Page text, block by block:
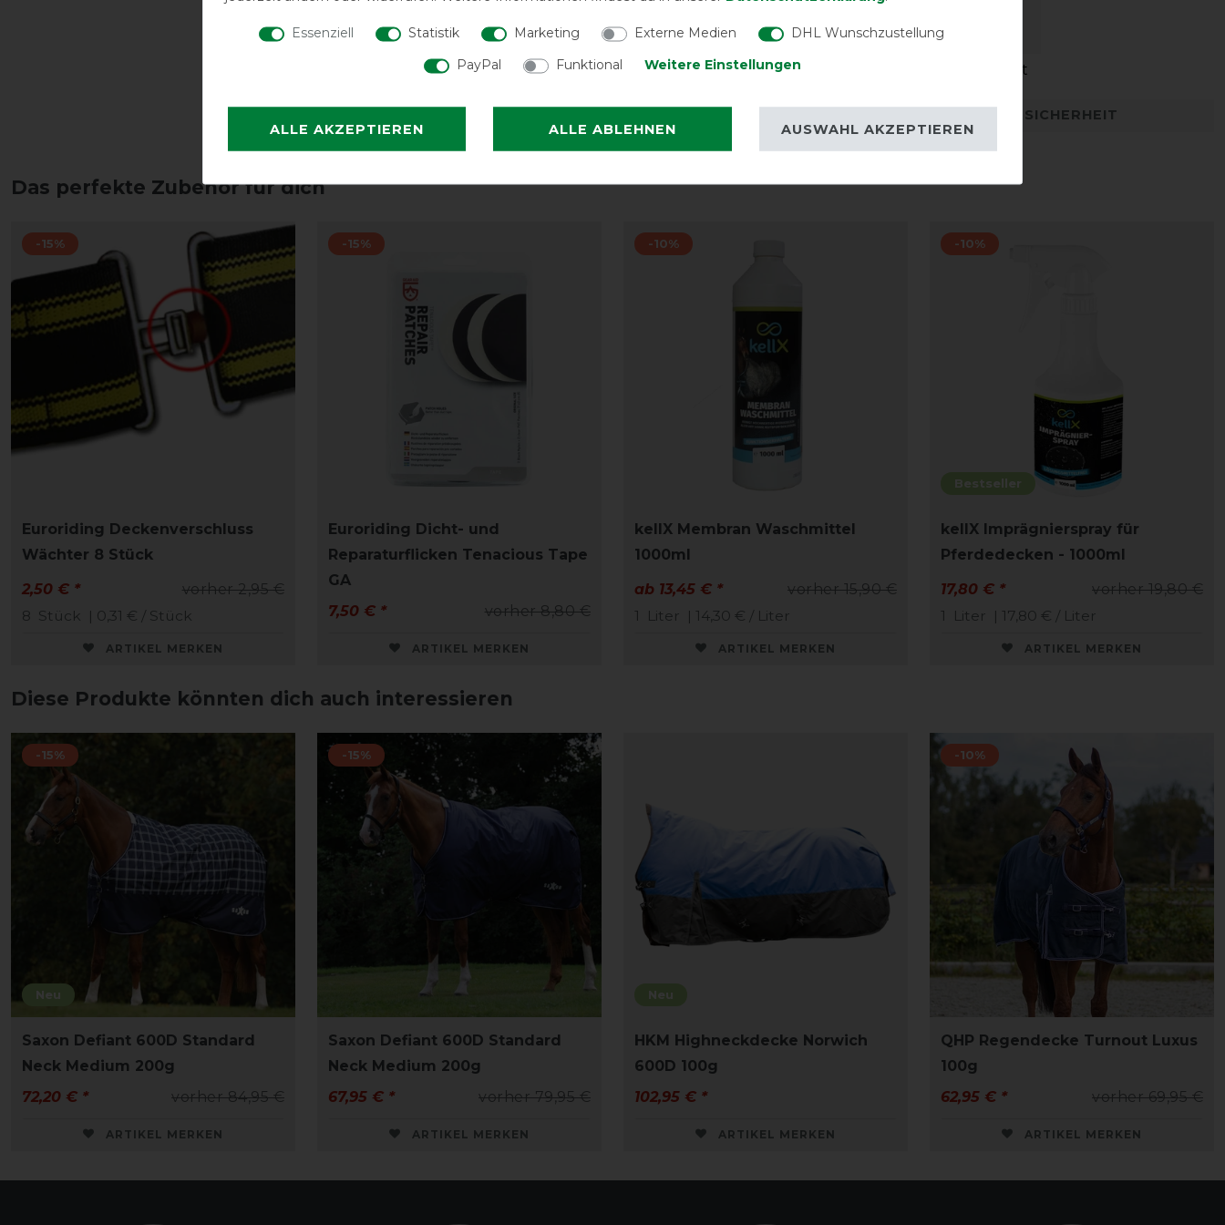
Reißfestigkeit Wasserdichtigkeit
DETAILS ZUR PRODUKTSICHERHEIT
Das perfekte Zubehör für dich
-15%
Euroriding Deckenverschluss
Wächter 8 Stück
vorher 2,95 €
2,50 € *
8 Stück | 0,31 € / Stück
ARTIKEL MERKEN
-15%
Euroriding Dicht- und
Reparaturflicken Tenacious Tape
GA
vorher 8,80 €
7,50 € *
ARTIKEL MERKEN
-10%
kellX Membran Waschmittel
1000ml
vorher 15,90 €
ab 13,45 € *
1
Liter | 14,30 € / Liter
ARTIKEL MERKEN
Bestseller
-10%
kellX Imprägnierspray für
Pferdedecken - 1000ml
vorher 19,80 €
17,80 € *
1
Liter | 17,80 € / Liter
ARTIKEL MERKEN
Diese Produkte könnten dich auch interessieren
Neu
-15%
Saxon Defiant 600D Standard
Neck Medium 200g
vorher 84,95 €
72,20 € *
ARTIKEL MERKEN
-15%
Saxon Defiant 600D Standard
Neck Medium 200g
vorher 79,95 €
67,95 € *
ARTIKEL MERKEN
Neu
HKM Highneckdecke Norwich
600D 100g
102,95 € *
ARTIKEL MERKEN
-10%
QHP Regendecke Turnout Luxus
100g
vorher 69,95 €
62,95 € *
ARTIKEL MERKEN
Essenziell Statistik Marketing Externe Medien
DHL Wunschzustellung
PayPal
Funktional Weitere Einstellungen
ALLE AKZEPTIEREN ALLE ABLEHNEN AUSWAHL AKZEPTIEREN